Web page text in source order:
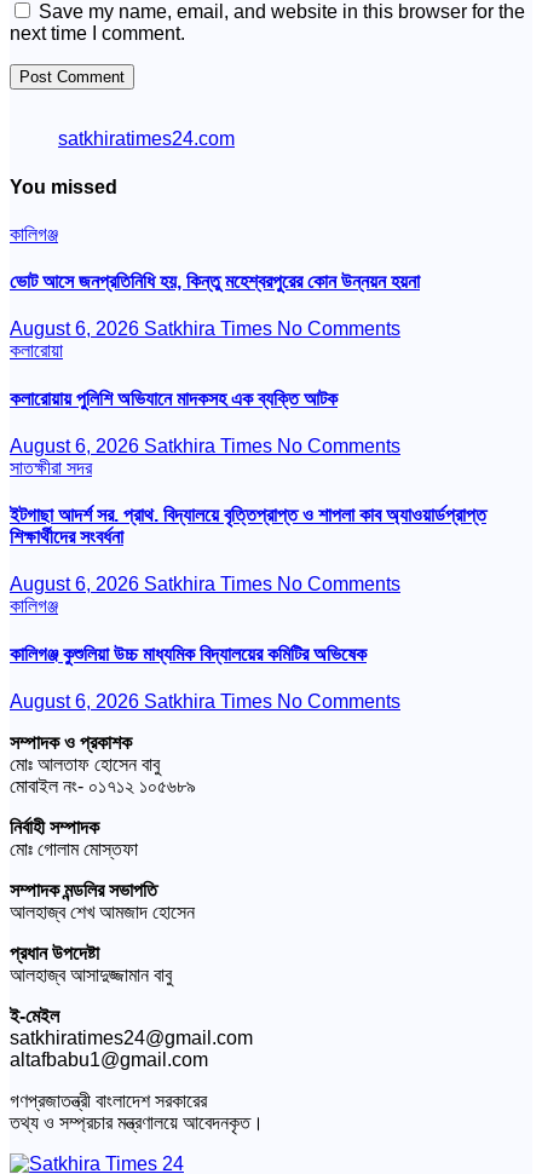
Save my name, email, and website in this browser for the
next time I comment.
satkhiratimes24.com
You missed
কালিগঞ্জ
ভোট আসে জনপ্রতিনিধি হয়, কিন্তু মহেশ্বরপুরের কোন উন্নয়ন হয়না
August 6, 2026 Satkhira Times No Comments
কলারোয়া
কলারোয়ায় পুলিশি অভিযানে মাদকসহ এক ব্যক্তি আটক
August 6, 2026 Satkhira Times No Comments
সাতক্ষীরা সদর
ইটগাছা আদর্শ সর. প্রাথ. বিদ্যালয়ে বৃত্তিপ্রাপ্ত ও শাপলা কাব অ্যাওয়ার্ডপ্রাপ্ত
শিক্ষার্থীদের সংবর্ধনা
August 6, 2026 Satkhira Times No Comments
কালিগঞ্জ
কালিগঞ্জ কুশুলিয়া উচ্চ মাধ্যমিক বিদ্যালয়ের কমিটির অভিষেক
August 6, 2026 Satkhira Times No Comments
সম্পাদক ও প্রকাশক
মোঃ আলতাফ হোসেন বাবু
মোবাইল নং- ০১৭১২ ১০৫৬৮৯
নির্বাহী সম্পাদক
মোঃ গোলাম মোস্তফা
সম্পাদক মন্ডলির সভাপতি
আলহাজ্ব শেখ আমজাদ হোসেন
প্রধান উপদেষ্টা
আলহাজ্ব আসাদুজ্জামান বাবু
ই-মেইল
satkhiratimes24@gmail.com
altafbabu1@gmail.com
গণপ্রজাতন্ত্রী বাংলাদেশ সরকারের
তথ্য ও সম্প্রচার মন্ত্রণালয়ে আবেদনকৃত।